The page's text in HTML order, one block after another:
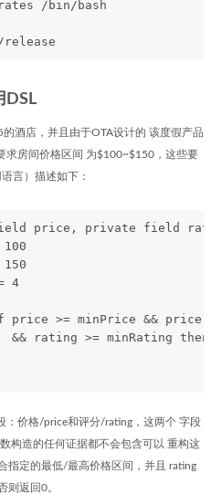
/bin/bash
DSL
酒店，并且由于OTA设计的 该度假产品
求房间价格区间 为$100~$150，这些要
言）描述如下：
price, private field
100
150
= 4
price >= minPrice && price
&& rating >= minRating then
：价格/price和评分/rating，这两个 字段
构造的任何证据都不会包含可以 重构这
指定的最低/最高价格区间，并且 rating
则返回0。